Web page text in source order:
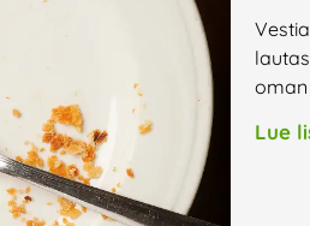
uutiset,
ja lähiaikojen
Lue